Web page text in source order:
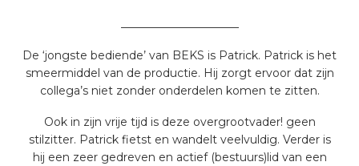
De ‘jongste bediende’ van BEKS is Patrick. Patrick is het
smeermiddel van de productie. Hij zorgt ervoor dat zijn
collega’s niet zonder onderdelen komen te zitten.
Ook in zijn vrije tijd is deze overgrootvader! geen
stilzitter. Patrick fietst en wandelt veelvuldig. Verder is
hij een zeer gedreven en actief (bestuurs)lid van een